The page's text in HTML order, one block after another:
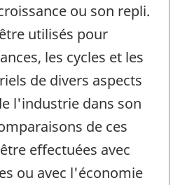
ou son repli.
utilisés pour
les cycles et les
de divers aspects
l'industrie dans son
de ces
effectuées avec
ou avec l'économie